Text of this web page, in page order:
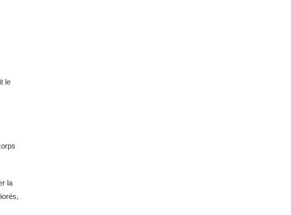
le
la